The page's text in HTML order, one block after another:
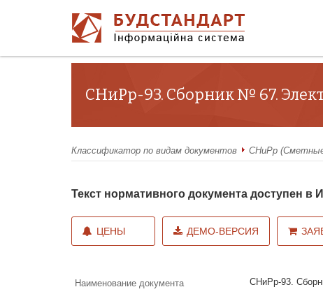
СНиРр-93. Сборник № 67.
Классификатор по видам документов СНиРр
Текст нормативного документа доступен
ЦЕНЫ ДЕМО-ВЕРСИЯ
Наименование документа СНиРр-93.